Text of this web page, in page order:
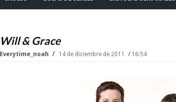
Will & Grace
Everytime_noah 14 de diciembre de 2011 16:54